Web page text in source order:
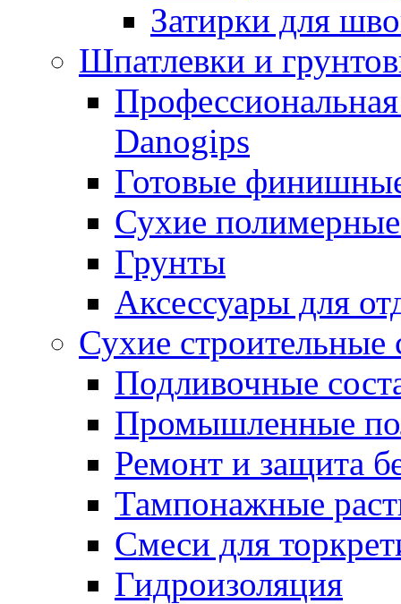
Затирки для
Шпатлевки и
Danogips
Готовые
Сухие
Грунты
Аксессуары для
Сухие строительные
Подливочные
Промышленные
Ремонт и защита
Тампонажные
Смеси для
Гидроизоляция